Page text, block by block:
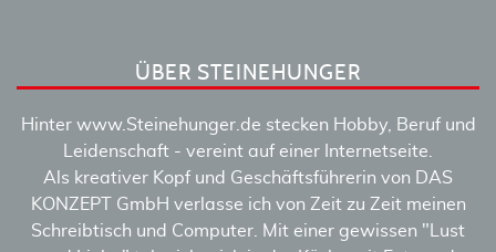
ÜBER STEINEHUNGER
Hinter www.Steinehunger.de stecken Hobby, Beruf und
Leidenschaft - vereint auf einer Internetseite.
Als kreativer Kopf und Geschäftsführerin von DAS
KONZEPT GmbH verlasse ich von Zeit zu Zeit meinen
Schreibtisch und Computer. Mit einer gewissen "Lust